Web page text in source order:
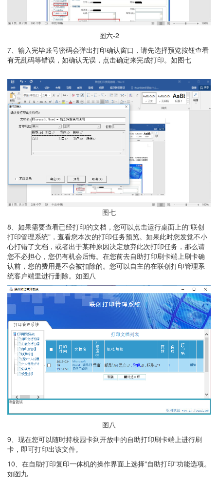
图六-2
7、输入完毕账号密码会弹出打印确认窗口，请先选择预览按钮查看
有无乱码等错误，如确认无误，点击确定来完成打印。如图七
图七
8、如果需要查看已经打印的文档，您可以点击运行桌面上的"联创
打印管理系统"，查看您本次的打印任务预览。如果此时您发觉不小
心打错了文档，或者出于某种原因决定放弃此次打印任务，那么请
您不必担心，您仍有机会后悔。在您前去自助打印刷卡端上刷卡确
认前，您的费用是不会被扣除的。您可以自主的在联创打印管理系
统客户端里进行删除。如图八
图八
9、现在您可以随时持校园卡到开放中的自助打印刷卡端上进行刷
卡，即可打印出该文件。
10、在自助打印复印一体机的操作界面上选择"自助打印"功能选项。
如图九